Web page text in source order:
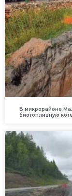
В микрорайоне
биотопливную